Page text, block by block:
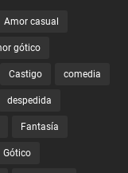
Amor casual
gótico
Castigo comedia
despedida
Fantasía
Gótico